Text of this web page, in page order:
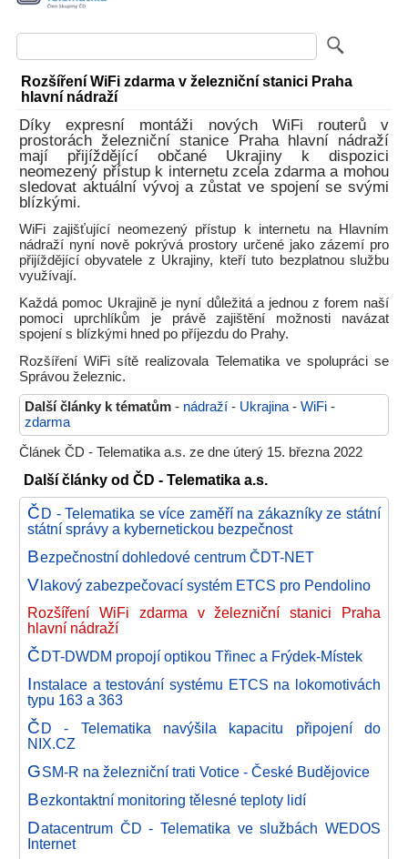
Rozšíření WiFi zdarma v železniční stanici Praha
hlavní nádraží
Díky expresní montáži nových WiFi routerů v
prostorách železniční stanice Praha hlavní nádraží
mají přijíždějící občané Ukrajiny k dispozici
neomezený přístup k internetu zcela zdarma a mohou
sledovat aktuální vývoj a zůstat ve spojení se svými
blízkými.
WiFi zajišťující neomezený přístup k internetu na Hlavním
nádraží nyní nově pokrývá prostory určené jako zázemí pro
přijíždějící obyvatele z Ukrajiny, kteří tuto bezplatnou službu
využívají.
Každá pomoc Ukrajině je nyní důležitá a jednou z forem naší
pomoci uprchlíkům je právě zajištění možnosti navázat
spojení s blízkými hned po příjezdu do Prahy.
Rozšíření WiFi sítě realizovala Telematika ve spolupráci se
Správou železnic.
Další články k tématům - nádraží - Ukrajina - WiFi -
zdarma
Článek ČD - Telematika a.s. ze dne úterý 15. března 2022
Další články od ČD - Telematika a.s.
ČD - Telematika se více zaměří na zákazníky ze státní
státní správy a kybernetickou bezpečnost
Bezpečnostní dohledové centrum ČDT-NET
Vlakový zabezpečovací systém ETCS pro Pendolino
Rozšíření WiFi zdarma v železniční stanici Praha
hlavní nádraží
ČDT-DWDM propojí optikou Třinec a Frýdek-Místek
Instalace a testování systému ETCS na lokomotivách
typu 163 a 363
ČD - Telematika navýšila kapacitu připojení do
NIX.CZ
GSM-R na železniční trati Votice - České Budějovice
Bezkontaktní monitoring tělesné teploty lidí
Datacentrum ČD - Telematika ve službách WEDOS
Internet